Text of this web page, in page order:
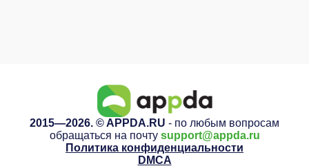
2015—2026. © APPDA.RU - по любым вопросам
обращаться на почту support@appda.ru
Политика конфиденциальности
DMCA